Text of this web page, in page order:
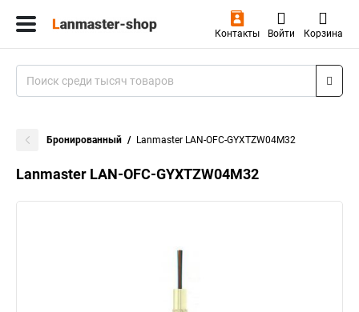
Контакты Войти Корзина
Бронированный Lanmaster LAN-OFC-GYXTZW04M32
Lanmaster LAN-OFC-GYXTZW04M32